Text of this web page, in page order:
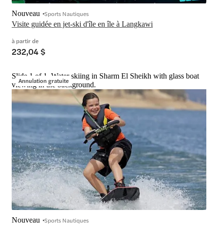
Visite guidée en jet-ski d'île en île à Langkawi
Nouveau Sports Nautiques
à partir de
232,04 $
Annulation gratuite
Slide 1 of 1, Water skiing in Sharm El Sheikh with glass boat
viewing in the background.
Nouveau Sports Nautiques